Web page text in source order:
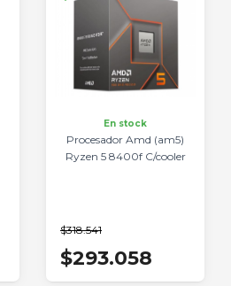
En stock
Procesador Amd (am5)
Ryzen 5 8400f C/cooler
$318.541
$293.058